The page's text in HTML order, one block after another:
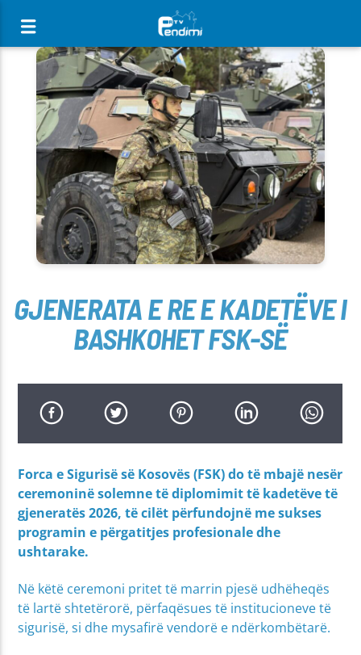
[There are no radio stations in the database]
GJENERATA E RE E KADETËVE I
BASHKOHET FSK-SË
Forca e Sigurisë së Kosovës (FSK) do të mbajë nesër
ceremoninë solemne të diplomimit të kadetëve të
gjeneratës 2026, të cilët përfundojnë me sukses
programin e përgatitjes profesionale dhe
ushtarake.
Në këtë ceremoni pritet të marrin pjesë udhëheqës
të lartë shtetërorë, përfaqësues të institucioneve të
sigurisë, si dhe mysafirë vendorë e ndërkombëtarë.